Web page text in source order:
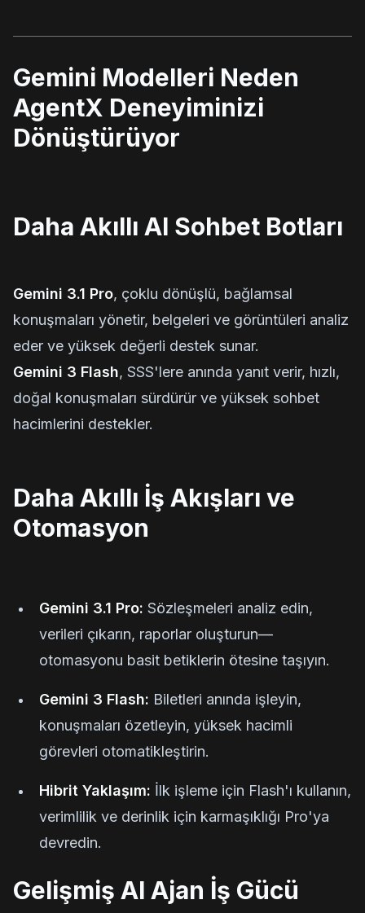
Gemini Modelleri Neden
AgentX Deneyiminizi
Dönüştürüyor
Daha Akıllı AI Sohbet Botları
Gemini 3.1 Pro, çoklu dönüşlü, bağlamsal
konuşmaları yönetir, belgeleri ve görüntüleri analiz
eder ve yüksek değerli destek sunar.
Gemini 3 Flash, SSS'lere anında yanıt verir, hızlı,
doğal konuşmaları sürdürür ve yüksek sohbet
hacimlerini destekler.
Daha Akıllı İş Akışları ve
Otomasyon
Gemini 3.1 Pro: Sözleşmeleri analiz edin,
verileri çıkarın, raporlar oluşturun—
otomasyonu basit betiklerin ötesine taşıyın.
Gemini 3 Flash: Biletleri anında işleyin,
konuşmaları özetleyin, yüksek hacimli
görevleri otomatikleştirin.
Hibrit Yaklaşım: İlk işleme için Flash'ı kullanın,
verimlilik ve derinlik için karmaşıklığı Pro'ya
devredin.
Gelişmiş AI Ajan İş Gücü